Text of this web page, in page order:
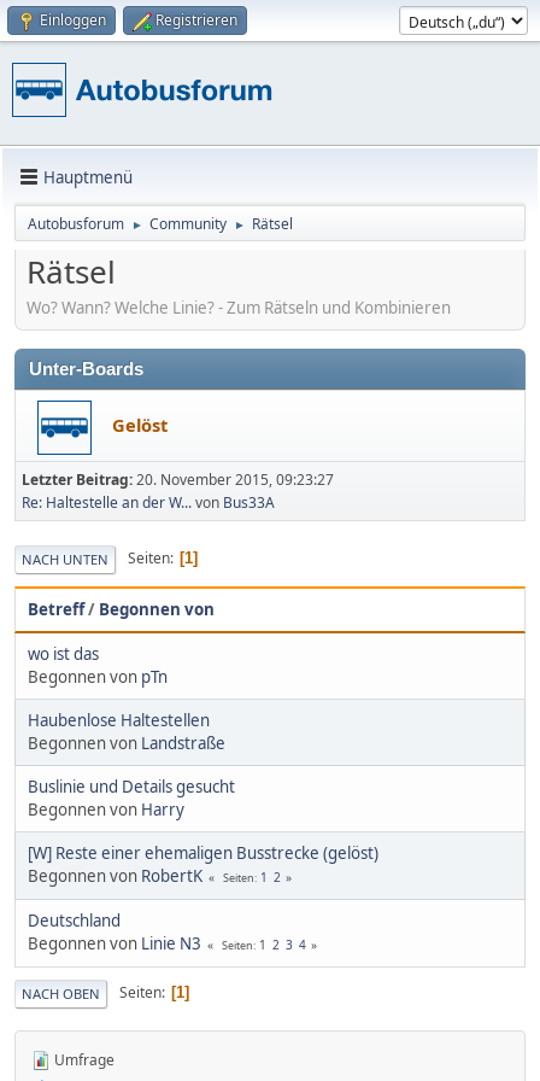
Einloggen Registrieren
Hauptmenü
Autobusforum ► Community ► Rätsel
Rätsel
Wo? Wann? Welche Linie? - Zum Rätseln und Kombinieren
Unter-Boards
Gelöst
Letzter Beitrag:20. November 2015, 09:23:27
Re: Haltestelle an der W...von Bus33A
NACH UNTEN Seiten 1
Betreff/ Begonnen von
wo ist das
Begonnen von pTn
Haubenlose Haltestellen
Begonnen von Landstraße
Buslinie und Details gesucht
Begonnen von Harry
[W] Reste einer ehemaligen Busstrecke (gelöst)
Begonnen von RobertK Seiten 1 2
Deutschland
Begonnen von Linie N3 Seiten 1 2 3 4
NACH OBEN Seiten 1
Umfrage